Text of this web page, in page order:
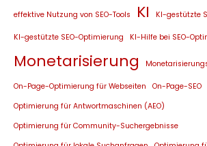
effektive Nutzung von SEO-Tools KI KI-gestützte
KI-gestützte SEO-Optimierung KI-Hilfe bei SEO-
Monetarisierung
On-Page-Optimierung für Webseiten
On-Page-SEO
Optimierung für Antwortmaschinen (AEO)
Optimierung für Community-Suchergebnisse